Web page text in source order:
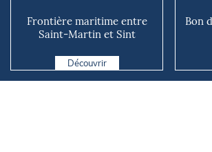
Frontière maritime entre
Saint-Martin et Sint
Découvrir
Bon